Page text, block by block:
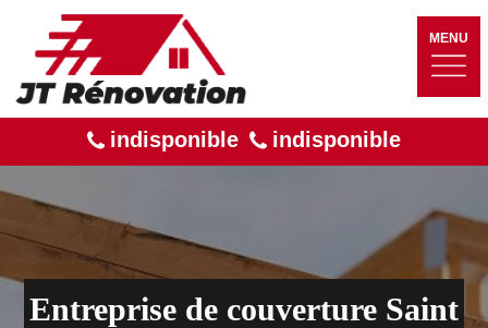
MENU
indisponible indisponible
Entreprise de couverture Saint